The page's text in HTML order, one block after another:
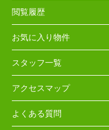
閲覧履歴
お気に入り物件
スタッフ一覧
アクセスマップ
よくある質問